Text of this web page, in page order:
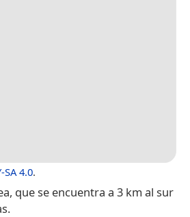
SA 4.0.
que se encuentra a 3 km al sur